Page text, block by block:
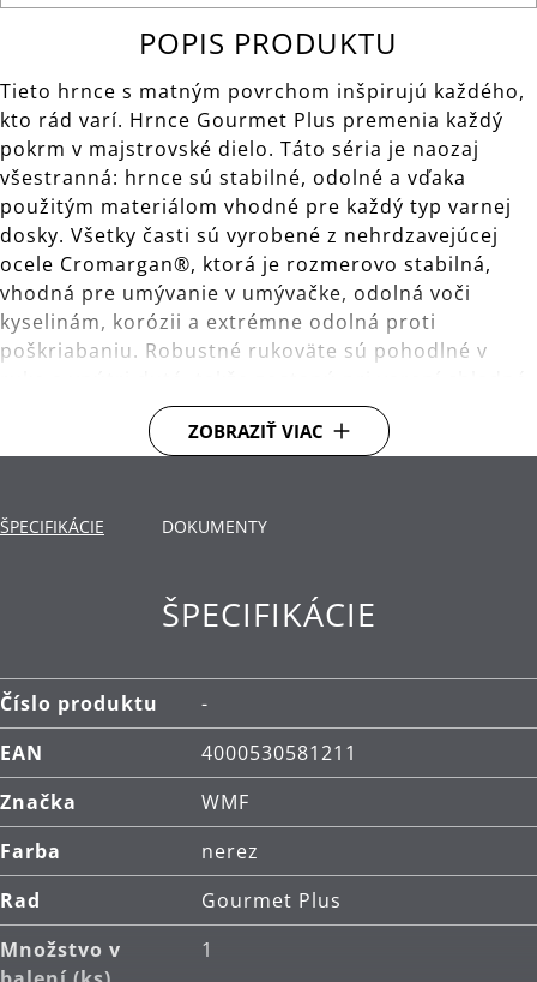
POPIS PRODUKTU
Tieto hrnce s matným povrchom inšpirujú každého,
kto rád varí. Hrnce Gourmet Plus premenia každý
pokrm v majstrovské dielo. Táto séria je naozaj
všestranná: hrnce sú stabilné, odolné a vďaka
použitým materiálom vhodné pre každý typ varnej
dosky. Všetky časti sú vyrobené z nehrdzavejúcej
ocele Cromargan®, ktorá je rozmerovo stabilná,
vhodná pre umývanie v umývačke, odolná voči
kyselinám, korózii a extrémne odolná proti
poškriabaniu. Robustné rukoväte sú pohodlné v
Pokrievky sedia pevne a umožňujú riadené
uvoľňovanie pary - vďaka tomu nedochádza k
Použitie: vhodné pre všetky typy varných dosiek,
Materiál: nehrdzavejúca oceľ Cromargan®, ktorá
je rozmerovo stabilná, vhodná pre umývanie v
umývačke, odolná voči kyselinám, korózii a
extrémne odolná proti poškriabaniu.
Čistenie: je možné umývať v umývačke.
ZOBRAZIŤ VIAC
ŠPECIFIKÁCIE DOKUMENTY
ŠPECIFIKÁCIE
Číslo produktu
-
EAN
4000530581211
Značka
WMF
Farba
nerez
Rad
Gourmet Plus
Množstvo v
1